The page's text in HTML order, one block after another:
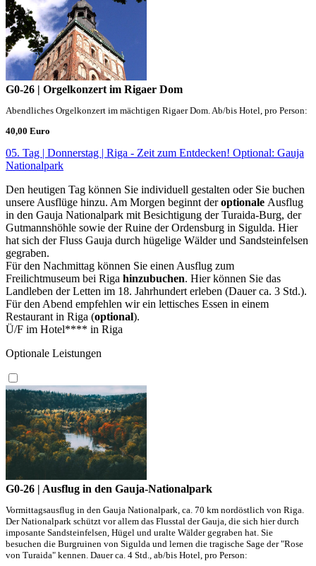
G0-26 | Orgelkonzert im Rigaer Dom
Abendliches Orgelkonzert im mächtigen Rigaer Dom. Ab/bis Hotel, pro Person:
40,00 Euro
05. Tag | Donnerstag | Riga - Zeit zum Entdecken! Optional: Gauja
Nationalpark
Den heutigen Tag können Sie individuell gestalten oder Sie buchen
unsere Ausflüge hinzu. Am Morgen beginnt deroptionale Ausflug
in den Gauja Nationalpark mit Besichtigung der Turaida-Burg, der
Gutmannshöhle sowie der Ruine der Ordensburg in Sigulda. Hier
hat sich der Fluss Gauja durch hügelige Wälder und Sandsteinfelsen
gegraben.
Für den Nachmittag können Sie einen Ausflug zum
Freilichtmuseum bei Riga hinzubuchen. Hier können Sie das
Landleben der Letten im 18. Jahrhundert erleben (Dauer ca. 3 Std.).
Für den Abend empfehlen wir ein lettisches Essen in einem
Restaurant in Riga (optional).
Ü/F im Hotel**** in Riga
Optionale Leistungen
G0-26 | Ausflug in den Gauja-Nationalpark
Vormittagsausflug in den Gauja Nationalpark, ca. 70 km nordöstlich von Riga.
Der Nationalpark schützt vor allem das Flusstal der Gauja, die sich hier durch
imposante Sandsteinfelsen, Hügel und uralte Wälder gegraben hat. Sie
besuchen die Burgruinen von Sigulda und lernen die tragische Sage der "Rose
von Turaida" kennen. Dauer ca. 4 Std., ab/bis Hotel, pro Person: